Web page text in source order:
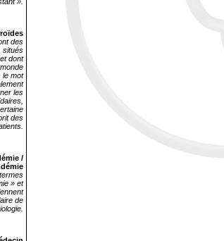
des
situés
dont
le mot
les
des
/
» et
de